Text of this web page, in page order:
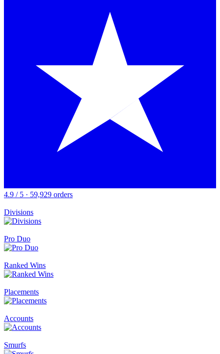
4.9 / 5 · 59,929 orders
Divisions
Pro Duo
Ranked Wins
Placements
Accounts
Smurfs